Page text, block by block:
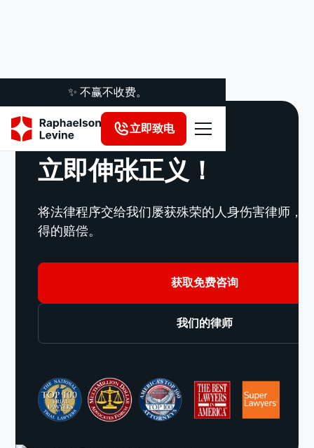
✨ 不赢不收费。
立即致电
受伤了？
立即伸张正义！
将法律程序交给我们屡获殊荣的人身伤害律师，
得的赔偿。
获取免费咨询
我们的律师